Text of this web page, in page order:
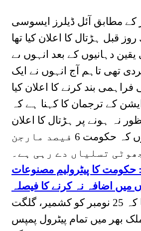
کے مطابق آئل ڈیلرز ایسوسی
قبل ہڑتال کا اعلان کیا تھا
دہانیوں کے بعد انہوں ںے
تھی تاہم آج انہوں نے ایک
فراہمی بند کرنے کا اعلان کیا
کے ترجمان کا کہنا ہے کہ
نہ ہونے پر ہڑتال کا اعلان
کررہے ہیں کیوں کہ حکومت 6 فیصد مارجن
تسلیاں دے رہی ہے۔
حکومت کا پیٹرولیم مصنوعات
میں اضافہ نہ کرنے کا فیصلہ
ترجمان نے بتایا کہ 25 نومبر کو کشمیر، گلگت
بھر میں تمام پیٹرول پمپس